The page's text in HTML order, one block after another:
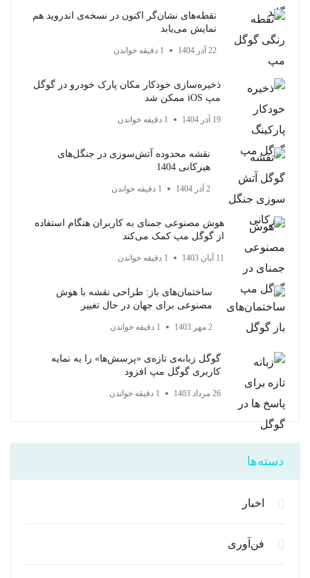
نقطه‌های نشان‌گر اکنون در نسخه‌ی اندروید هم
نمایش می‌یابد
22 آذر 1404 1 دقیقه خواندن
ذخیره‌سازی خودکار مکان پارک خودرو در گوگل
مپ iOS ممکن شد
19 آذر 1404 1 دقیقه خواندن
نقشه محدوده آتش‌سوزی در جنگل‌های
هیرکانی 1404
2 آذر 1404 1 دقیقه خواندن
هوش مصنوعی جمنای به کاربران هنگام استفاده
از گوگل مپ کمک می‌کند
11 آبان 1403 1 دقیقه خواندن
ساختمان‌های باز: طراحی نقشه با هوش
مصنوعی برای جهان در حال تغییر
2 مهر 1403 1 دقیقه خواندن
گوگل زبانه‌ی تازه‌ی «پرسش‌ها» را به نمایه
کاربری گوگل مپ افزود
26 مرداد 1403 1 دقیقه خواندن
دسته‌ها
اخبار
فن‌آوری